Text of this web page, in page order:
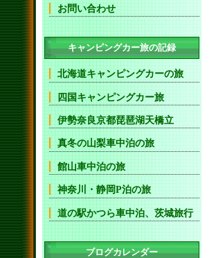
お問い合わせ
キャンピングカー旅の記録
北海道キャンピングカーの旅
四国キャンピングカー旅
伊勢奈良京都琵琶湖天橋立
真冬の山梨車中泊の旅
館山車中泊の旅
神奈川・静岡P泊の旅
道の駅かつら車中泊、茨城旅行
ブログカレンダー